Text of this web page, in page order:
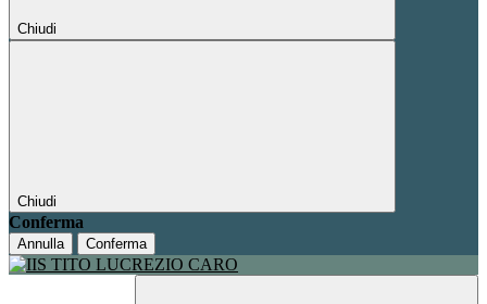
Chiudi
Chiudi
Conferma
Annulla Conferma